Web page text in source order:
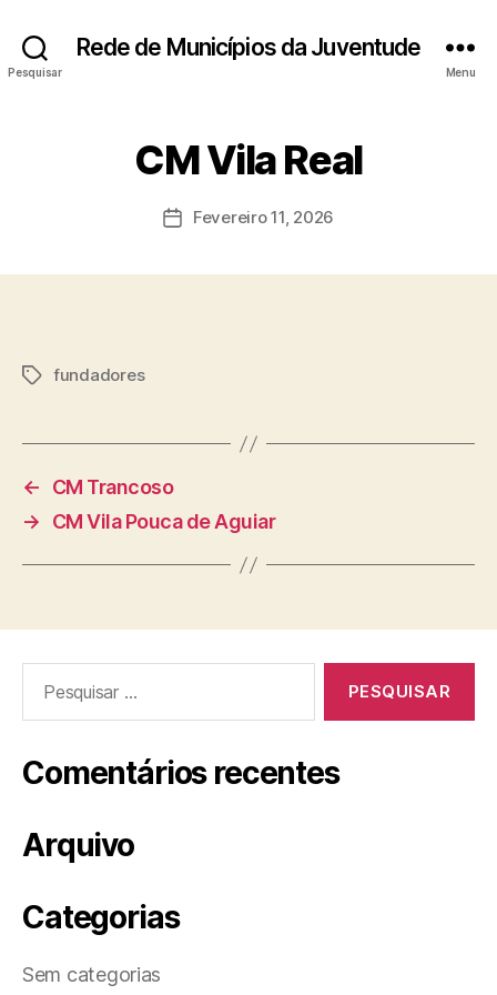
Pesquisar
Rede de Municípios da Juventude
Menu
CM Vila Real
DataFevereiro 11, 2026
Etiquetas
fundadores
←
CM Trancoso
→
CM Vila Pouca de Aguiar
por:
Comentários recentes
Arquivo
Categorias
Sem categorias